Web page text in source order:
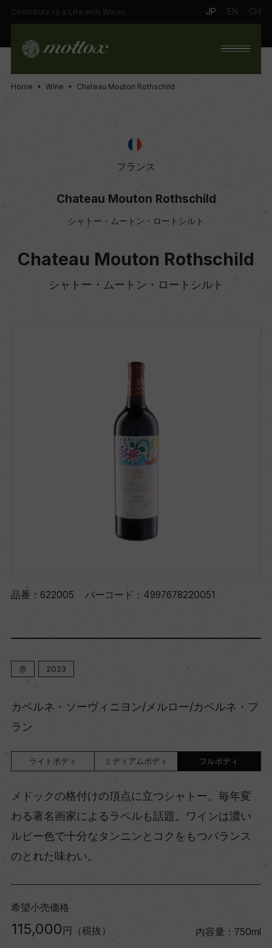
Contribute to a Life with Wines. JP EN CH
Home Wine Chateau Mouton Rothschild
フランス
Chateau Mouton Rothschild
シャトー・ムートン・ロートシルト
Chateau Mouton Rothschild
シャトー・ムートン・ロートシルト
品番： 622005 バーコード： 4997678220051
赤 2023
カベルネ・ソーヴィニヨン/メルロー/カベルネ・フ
ラン
ライトボディ ミディアムボディ フルボディ
メドックの格付けの頂点に立つシャトー。毎年変
わる著名画家によるラベルも話題。ワインは濃い
ルビー色で十分なタンニンとコクをもつバランス
のとれた味わい。
希望小売価格
115,000 円（税抜） 内容量：750ml